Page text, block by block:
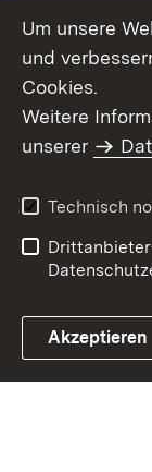
Um unsere
und
Cookies.
Weitere
unserer
Technisch
Akzeptieren